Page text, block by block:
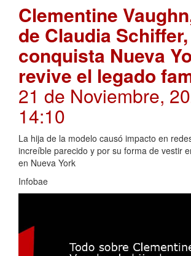
Clementine
de Claudia Schiffer,
conquista Nueva
revive el legado
21 de Noviembre,
14:10
La hija de la modelo causó impacto en
increíble parecido y por su forma de vestir
en Nueva York
Infobae